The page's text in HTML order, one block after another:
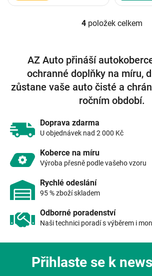
O
á
d
a
c
í
p
k
ý
4 položek celkem
AZ Auto přináší
ochranné doplňky na míru,
zůstane vaše auto čisté a
ročním období.
Doprava zdarma
U objednávek nad 2 000 Kč
Koberce na míru
Výroba přesně podle vašeho vzoru
Rychlé odeslání
95 % zboží skladem
Odborné poradenství
Naši technici poradí s výběrem i
Přihlaste se k